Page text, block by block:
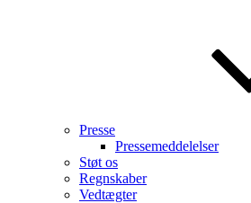
Presse
Pressemeddelelser
Støt os
Regnskaber
Vedtægter